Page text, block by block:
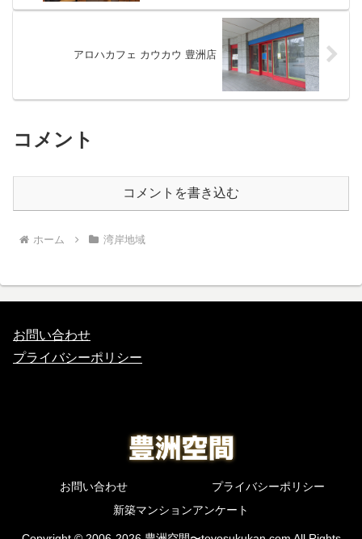
アロハカフェ カウカウ 豊洲店
コメント
コメントを書き込む
ホーム 湾岸地域
お問い合わせ
プライバシーポリシー
お問い合わせ
プライバシーポリシー
新築マンションアンケート